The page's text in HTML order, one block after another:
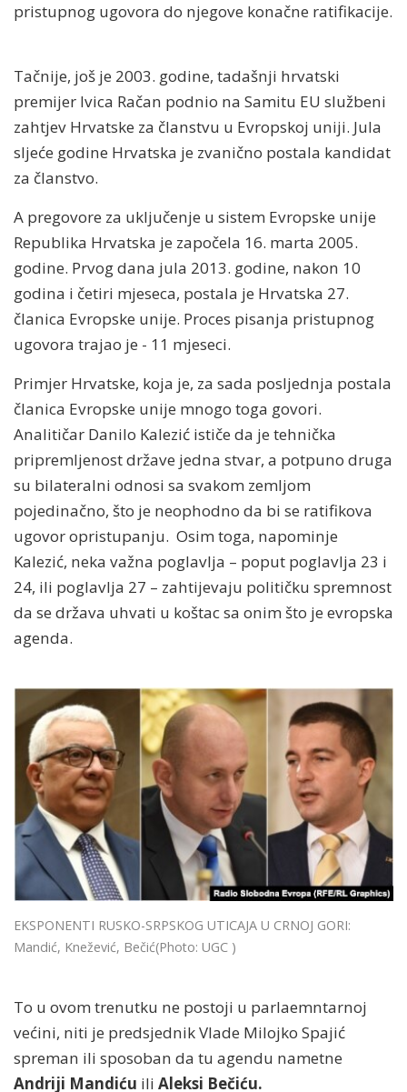
pristupnog ugovora do njegove konačne ratifikacije.
Tačnije, još je 2003. godine, tadašnji hrvatski
premijer Ivica Račan podnio na Samitu EU službeni
zahtjev Hrvatske za članstvu u Evropskoj uniji. Jula
sljeće godine Hrvatska je zvanično postala kandidat
za članstvo.
A pregovore za uključenje u sistem Evropske unije
Republika Hrvatska je započela 16. marta 2005.
godine. Prvog dana jula 2013. godine, nakon 10
godina i četiri mjeseca, postala je Hrvatska 27.
članica Evropske unije. Proces pisanja pristupnog
ugovora trajao je - 11 mjeseci.
Primjer Hrvatske, koja je, za sada posljednja postala
članica Evropske unije mnogo toga govori.
Analitičar Danilo Kalezić ističe da je tehnička
pripremljenost države jedna stvar, a potpuno druga
su bilateralni odnosi sa svakom zemljom
pojedinačno, što je neophodno da bi se ratifikova
ugovor opristupanju. Osim toga, napominje
Kalezić, neka važna poglavlja – poput poglavlja 23 i
24, ili poglavlja 27 – zahtijevaju političku spremnost
da se država uhvati u koštac sa onim što je evropska
agenda.
EKSPONENTI RUSKO-SRPSKOG UTICAJA U CRNOJ GORI:
Mandić, Knežević, Bečić(Photo: UGC )
To u ovom trenutku ne postoji u parlaemntarnoj
većini, niti je predsjednik Vlade Milojko Spajić
spreman ili sposoban da tu agendu nametne
Andriji Mandiću ili Aleksi Bečiću.